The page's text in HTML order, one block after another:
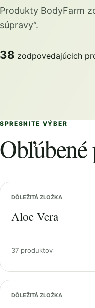
Produkty BodyFarm
súpravy“.
38 zodpovedajúcich
SPRESNITE VÝBER
DÔLEŽITÁ ZLOŽKA
Aloe Vera
37 produktov
DÔLEŽITÁ ZLOŽKA